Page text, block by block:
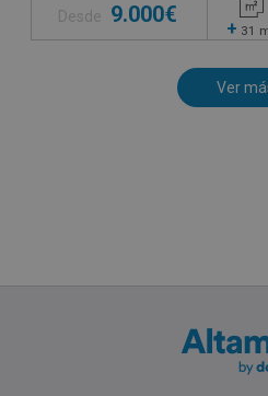
Desde 9.000€
+ 31